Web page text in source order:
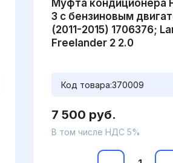
Муфта кондиционера
3 с бензиновым
(2011-2015) 1706376;
Freelander 2 2.0
Код товара:370009
7 500 руб.
В том числе НДС 5%